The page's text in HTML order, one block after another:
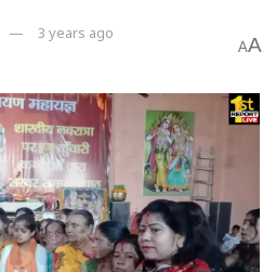
3 years ago
AA